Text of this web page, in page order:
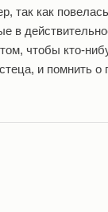
так как
в
чтобы кто-
и помнить